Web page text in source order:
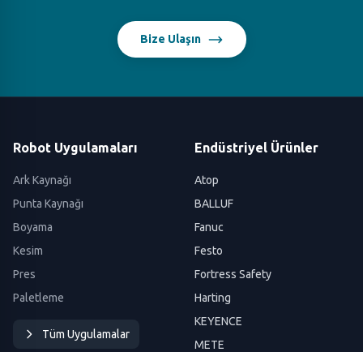
Bize Ulaşın
Robot Uygulamaları
Ark Kaynağı
Punta Kaynağı
Boyama
Kesim
Pres
Paletleme
Tüm Uygulamalar
Endüstriyel Ürünler
Atop
BALLUF
Fanuc
Festo
Fortress Safety
Harting
KEYENCE
METE